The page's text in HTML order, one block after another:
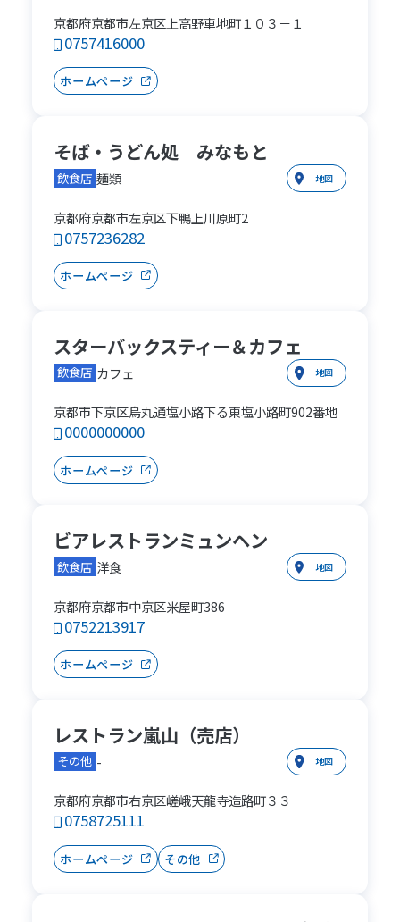
京都府京都市左京区上高野車地町１０３－１
0757416000
ホームページ
そば・うどん処 みなもと
飲食店 麺類 地図
京都府京都市左京区下鴨上川原町2
0757236282
ホームページ
スターバックスティー＆カフェ
飲食店 カフェ 地図
京都市下京区烏丸通塩小路下る東塩小路町902番地
0000000000
ホームページ
ビアレストランミュンヘン
飲食店 洋食 地図
京都府京都市中京区米屋町386
0752213917
ホームページ
レストラン嵐山（売店）
その他 - 地図
京都府京都市右京区嵯峨天龍寺造路町３３
0758725111
ホームページ その他